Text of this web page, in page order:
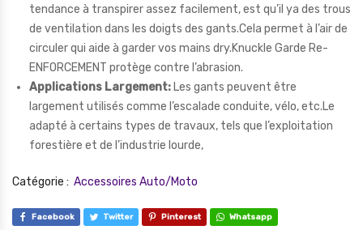
tendance à transpirer assez facilement, est qu’il ya des trous
de ventilation dans les doigts des gants.Cela permet à l’air de
circuler qui aide à garder vos mains dry.Knuckle Garde Re-
ENFORCEMENT protège contre l’abrasion.
Applications Largement: Les gants peuvent être
largement utilisés comme l’escalade conduite, vélo, etc.Le
adapté à certains types de travaux, tels que l’exploitation
forestière et de l’industrie lourde,
Catégorie : Accessoires Auto/Moto
Facebook Twitter Pinterest Whatsapp